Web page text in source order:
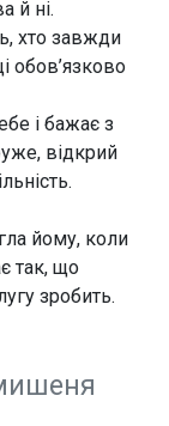
й ні.
хто завжди
обов’язково
і бажає з
відкрий
йому, коли
так, що
зробить.